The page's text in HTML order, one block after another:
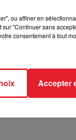
de tout espoir
au moment des
pas à l'ordre du
fille. Ouvrant la
coups de couteau.
à San Francisco.
ou affiner en
"Continuer sans
consentement à tout
Accepter